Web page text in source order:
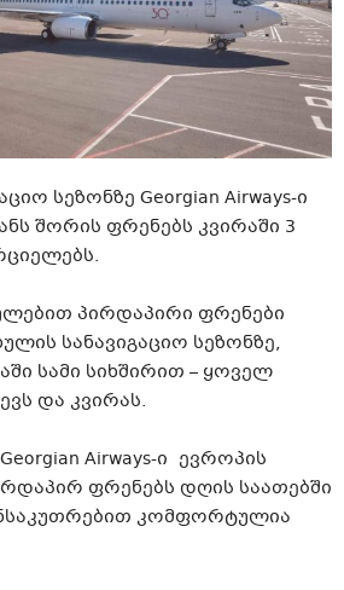
სეზონზე Georgian Airways-ი
შორის ფრენებს კვირაში 3
პირდაპირი ფრენები
სანავიგაციო სეზონზე,
სამი სიხშირით – ყოველ
და კვირას.
Airways-ი ევროპის
ფრენებს დღის საათებში
კომფორტულია